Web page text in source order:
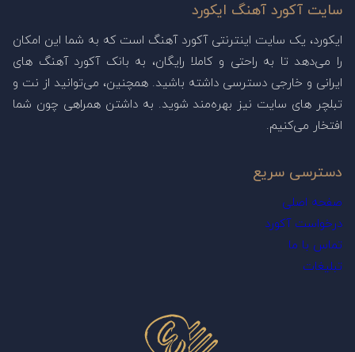
سایت آکورد آهنگ ایکورد
ایکورد، یک سایت اینترنتی آکورد آهنگ است که به شما این امکان
را می‌دهد تا به راحتی و کاملا رایگان، به بانک آکورد آهنگ های
ایرانی و خارجی دسترسی داشته باشید. همچنین، می‌توانید از نت و
تبلچر های سایت نیز بهره‌مند شوید. به داشتن همراهی چون شما
افتخار می‌کنیم.
دسترسی سریع
صفحه اصلی
درخواست آکورد
تماس با ما
تبلیغات